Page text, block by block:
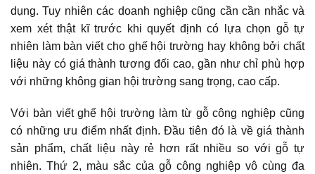
dụng. Tuy nhiên các doanh nghiệp cũng cần cần nhắc và
xem xét thật kĩ trước khi quyết định có lựa chọn gỗ tự
nhiên làm bàn viết cho ghế hội trường hay không bởi chất
liệu này có giá thành tương đối cao, gần như chỉ phù hợp
với những không gian hội trường sang trọng, cao cấp.
Với bàn viết ghế hội trường làm từ gỗ công nghiệp cũng
có những ưu điểm nhất định. Đầu tiên đó là về giá thành
sản phẩm, chất liệu này rẻ hơn rất nhiều so với gỗ tự
nhiên. Thứ 2, màu sắc của gỗ công nghiệp vô cùng đa